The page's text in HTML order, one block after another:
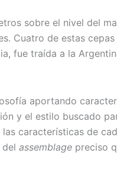
sobre el nivel del
Cuatro de estas
fue traída a la
aportando
y el estilo buscado
las características de
assemblage preciso